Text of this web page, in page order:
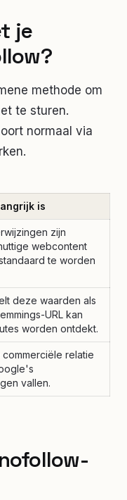
je
?
methode om
te sturen.
normaal via
is
zijn
webcontent
te worden
deze waarden als
URL kan
worden ontdekt.
relatie
vallen.